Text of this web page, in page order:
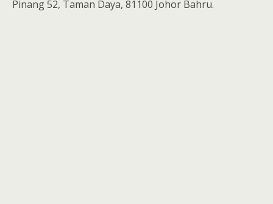
Pinang 52, Taman Daya, 81100 Johor Bahru.